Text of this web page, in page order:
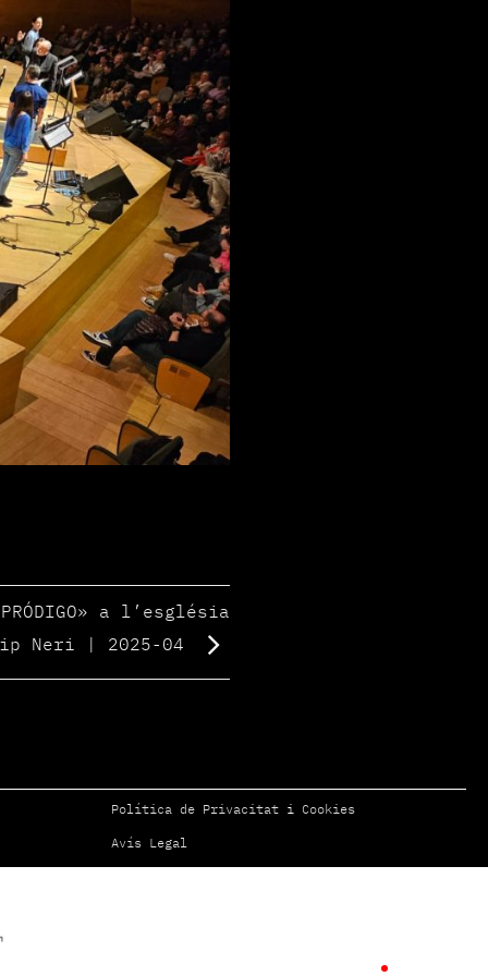
a l’església
Neri | 2025-04
Política de Privacitati Cookies
Avís Legal